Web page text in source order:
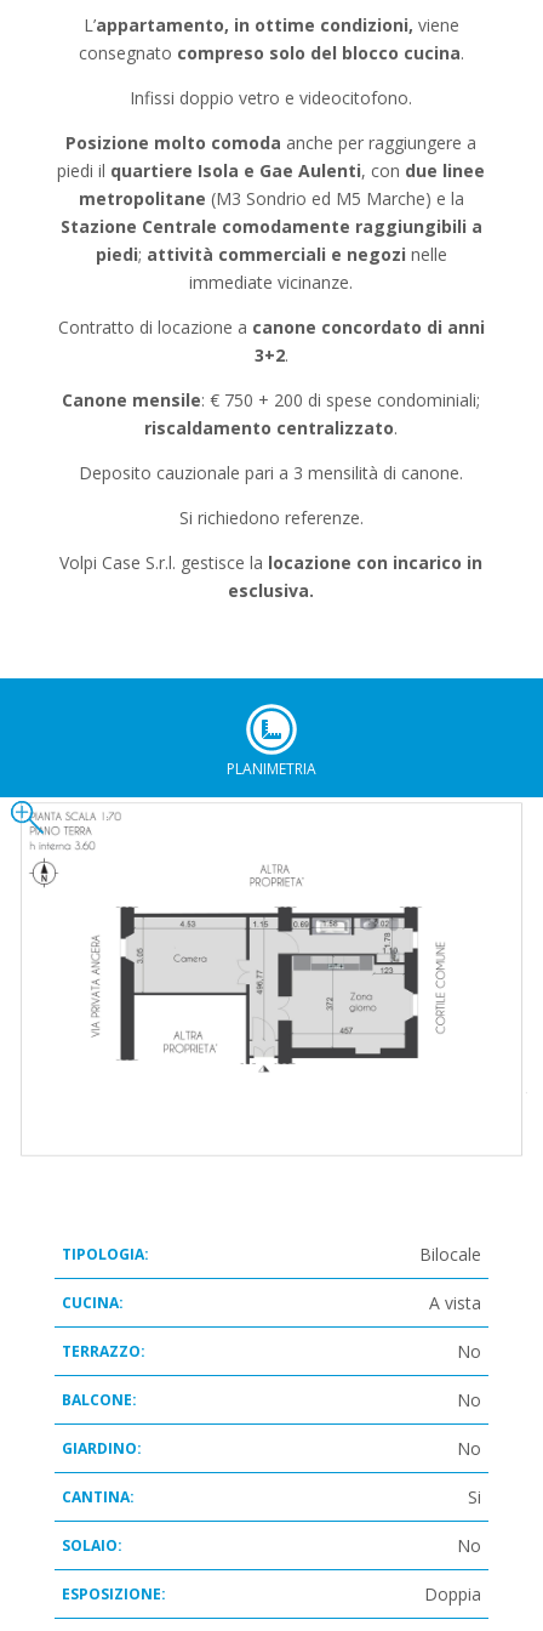
L’appartamento, in ottime condizioni, viene
consegnato compreso solo del blocco cucina.
Infissi doppio vetro e videocitofono.
Posizione molto comoda anche per raggiungere a
piedi il quartiere Isola e Gae Aulenti, con due linee
metropolitane (M3 Sondrio ed M5 Marche) e la
Stazione Centrale comodamente raggiungibili a
piedi; attività commerciali e negozi nelle
immediate vicinanze.
Contratto di locazione a canone concordato di anni
3+2.
Canone mensile: € 750 + 200 di spese condominiali;
riscaldamento centralizzato.
Deposito cauzionale pari a 3 mensilità di canone.
Si richiedono referenze.
Volpi Case S.r.l. gestisce la locazione con incarico in
esclusiva.
PLANIMETRIA
TIPOLOGIA: Bilocale
CUCINA: A vista
TERRAZZO: No
BALCONE: No
GIARDINO: No
CANTINA: Si
SOLAIO: No
ESPOSIZIONE: Doppia